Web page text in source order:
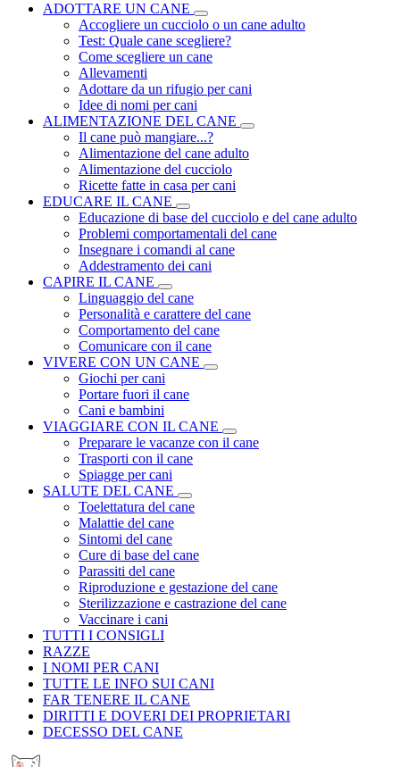
ADOTTARE UN CANE
Accogliere un cucciolo o un cane adulto
Test: Quale cane scegliere?
Come scegliere un cane
Allevamenti
Adottare da un rifugio per cani
Idee di nomi per cani
ALIMENTAZIONE DEL CANE
Il cane può mangiare...?
Alimentazione del cane adulto
Alimentazione del cucciolo
Ricette fatte in casa per cani
EDUCARE IL CANE
Educazione di base del cucciolo e del cane adulto
Problemi comportamentali del cane
Insegnare i comandi al cane
Addestramento dei cani
CAPIRE IL CANE
Linguaggio del cane
Personalità e carattere del cane
Comportamento del cane
Comunicare con il cane
VIVERE CON UN CANE
Giochi per cani
Portare fuori il cane
Cani e bambini
VIAGGIARE CON IL CANE
Preparare le vacanze con il cane
Trasporti con il cane
Spiagge per cani
SALUTE DEL CANE
Toelettatura del cane
Malattie del cane
Sintomi del cane
Cure di base del cane
Parassiti del cane
Riproduzione e gestazione del cane
Sterilizzazione e castrazione del cane
Vaccinare i cani
TUTTI I CONSIGLI
RAZZE
I NOMI PER CANI
TUTTE LE INFO SUI CANI
FAR TENERE IL CANE
DIRITTI E DOVERI DEI PROPRIETARI
DECESSO DEL CANE